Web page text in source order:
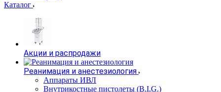
Каталог
Акции и распродажи
Реанимация и анестезиология
Аппараты ИВЛ
Внутрикостные пистолеты (B.I.G.)